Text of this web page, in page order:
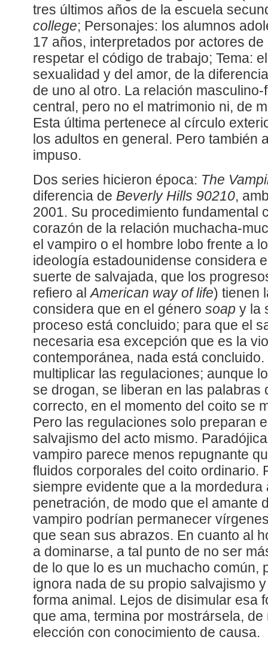
tres últimos años de la escuela
college; Personajes: los alumnos
17 años, interpretados por actores
respetar el código de trabajo; Tema:
sexualidad y del amor, de la
de uno al otro. La relación
central, pero no el matrimonio ni, de
Esta última pertenece al círculo
los adultos en general. Pero también
impuso.
Dos series hicieron época: The
diferencia de Beverly Hills 90210,
2001. Su procedimiento fundamental
corazón de la relación muchacha-
el vampiro o el hombre lobo frente a
ideología estadounidense considera
suerte de salvajada, que los
refiero alAmerican way of life) tienen
considera que en el género soap y la
proceso está concluido; para que el
necesaria esa excepción que es la
contemporánea, nada está
multiplicar las regulaciones; aunque
se drogan, se liberan en las palabras
correcto, en el momento del coito se
Pero las regulaciones solo preparan
salvajismo del acto mismo.
vampiro parece menos repugnante
fluidos corporales del coito ordinario.
siempre evidente que a la
penetración, de modo que el amante
vampiro podrían permanecer
que sean sus abrazos. En cuanto al
a dominarse, a tal punto de no ser
de lo que lo es un muchacho común,
ignora nada de su propio salvajismo
forma animal. Lejos de disimular esa
que ama, termina por mostrársela,
elección con conocimiento de causa.